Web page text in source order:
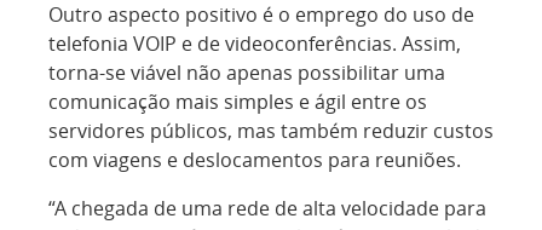
Outro aspecto positivo é o emprego do uso de
telefonia VOIP e de videoconferências. Assim,
torna-se viável não apenas possibilitar uma
comunicação mais simples e ágil entre os
servidores públicos, mas também reduzir custos
com viagens e deslocamentos para reuniões.
“A chegada de uma rede de alta velocidade para